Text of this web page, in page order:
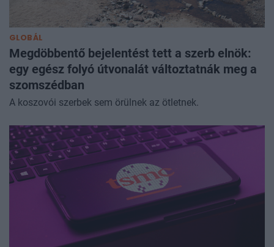
GLOBÁL
Megdöbbentő bejelentést tett a szerb elnök:
egy egész folyó útvonalát változtatnák meg a
szomszédban
A koszovói szerbek sem örülnek az ötletnek.